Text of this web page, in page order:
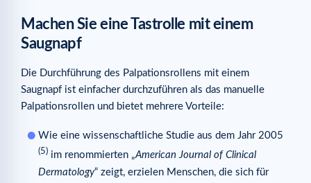
Machen Sie eine Tastrolle mit einem
Saugnapf
Die Durchführung des Palpationsrollens mit einem
Saugnapf ist einfacher durchzuführen als das manuelle
Palpationsrollen und bietet mehrere Vorteile:
Wie eine wissenschaftliche Studie aus dem Jahr 2005
(5) im renommierten „American Journal of Clinical
Dermatology“ zeigt, erzielen Menschen, die sich für